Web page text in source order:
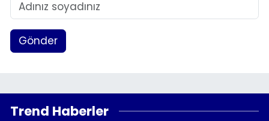
Gönder
Trend Haberler